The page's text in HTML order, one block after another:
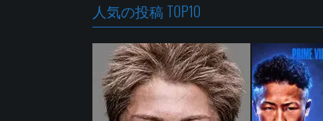
人気の投稿 TOP10